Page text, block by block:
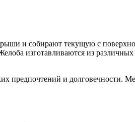
и собирают текущую с
изготавливаются из
предпочтений и